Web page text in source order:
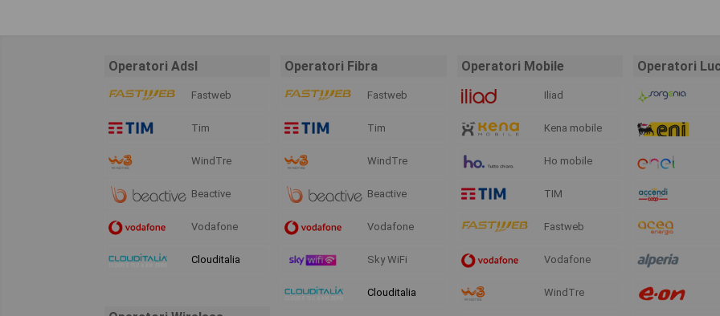
Operatori Adsl
Fastweb
Tim
WindTre
Beactive
Vodafone
Clouditalia
Operatori Fibra
Fastweb
Tim
WindTre
Beactive
Vodafone
Sky WiFi
Clouditalia
Operatori Mobile
Iliad
Kena mobile
Ho mobile
TIM
Fastweb
Vodafone
WindTre
Operatori